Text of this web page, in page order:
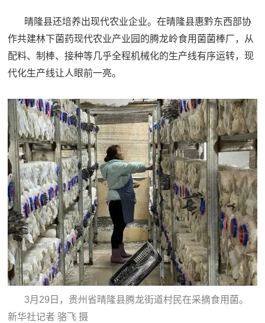
晴隆县还培养出现代农业企业。在晴隆县惠黔东西部协
作共建林下菌药现代农业产业园的腾龙岭食用菌菌棒厂，从
配料、制棒、接种等几乎全程机械化的生产线有序运转，现
代化生产线让人眼前一亮。
3月29日，贵州省晴隆县腾龙街道村民在采摘食用菌。
新华社记者 骆飞 摄